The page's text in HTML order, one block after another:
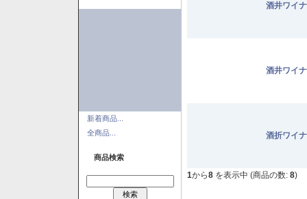
新着商品...
全商品...
商品検索
酒井ワイ
酒井ワイ
酒折ワイ
1から8 を表示中 (商品の数: 8)